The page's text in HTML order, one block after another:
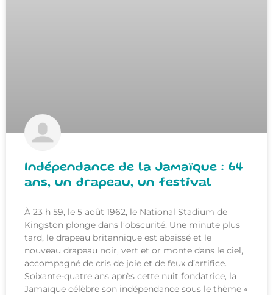
Indépendance de la Jamaïque : 64
ans, un drapeau, un festival
À 23 h 59, le 5 août 1962, le National Stadium de
Kingston plonge dans l’obscurité. Une minute plus
tard, le drapeau britannique est abaissé et le
nouveau drapeau noir, vert et or monte dans le ciel,
accompagné de cris de joie et de feux d’artifice.
Soixante-quatre ans après cette nuit fondatrice, la
Jamaïque célèbre son indépendance sous le thème «